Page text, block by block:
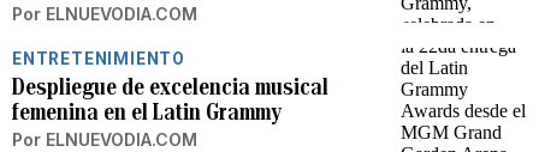
Por ELNUEVODIA.COM
ENTRETENIMIENTO
Despliegue de excelencia musical
femenina en el Latin Grammy
Por ELNUEVODIA.COM